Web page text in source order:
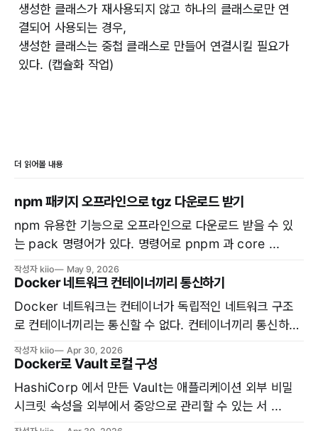
생성한 클래스가 재사용되지 않고 하나의 클래스로만 연
결되어 사용되는 경우,
생성한 클래스는 중첩 클래스로 만들어 연결시킬 필요가
있다. (캡슐화 작업)
더 읽어볼 내용
npm 패키지 오프라인으로 tgz 다운로드 받기
npm 유용한 기능으로 오프라인으로 다운로드 받을 수 있
는 pack 명령어가 있다. 명령어로 pnpm 과 core ...
작성자 kiio May 9, 2026
Docker 네트워크 컨테이너끼리 통신하기
Docker 네트워크는 컨테이너가 독립적인 네트워크 구조
로 컨테이너끼리는 통신할 수 없다. 컨테이너끼리 통신하려
면 ...
작성자 kiio Apr 30, 2026
Docker로 Vault 로컬 구성
HashiCorp 에서 만든 Vault는 애플리케이션 외부 비밀
시크릿 속성을 외부에서 중앙으로 관리할 수 있는 서 ...